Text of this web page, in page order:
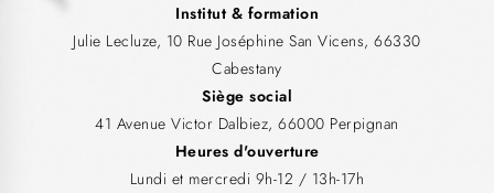
Institut & formation
Julie Lecluze, 10 Rue Joséphine San Vicens, 66330
Cabestany
Siège social
41 Avenue Victor Dalbiez, 66000 Perpignan
Heures d'ouverture
Lundi et mercredi 9h-12 / 13h-17h